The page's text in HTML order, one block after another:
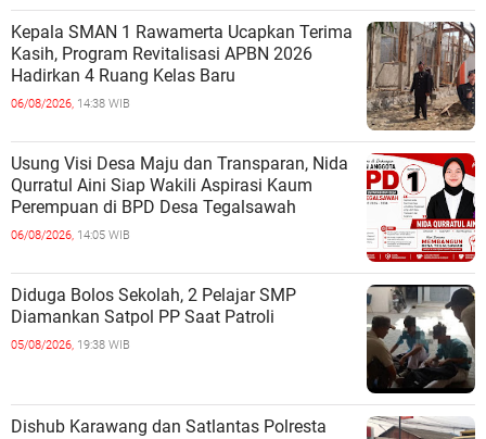
Kepala SMAN 1 Rawamerta Ucapkan Terima
Kasih, Program Revitalisasi APBN 2026
Hadirkan 4 Ruang Kelas Baru
06/08/2026, 14:38 WIB
Usung Visi Desa Maju dan Transparan, Nida
Qurratul Aini Siap Wakili Aspirasi Kaum
Perempuan di BPD Desa Tegalsawah
06/08/2026, 14:05 WIB
Diduga Bolos Sekolah, 2 Pelajar SMP
Diamankan Satpol PP Saat Patroli
05/08/2026, 19:38 WIB
Dishub Karawang dan Satlantas Polresta